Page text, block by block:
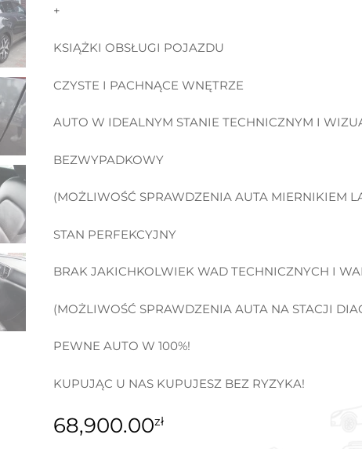
+
KSIĄŻKI OBSŁUGI POJAZDU
CZYSTE I PACHNĄCE WNĘTRZE
AUTO W IDEALNYM STANIE TECHNICZNYM I
BEZWYPADKOWY
(MOŻLIWOŚĆ SPRAWDZENIA AUTA MIERNIKIEM
STAN PERFEKCYJNY
BRAK JAKICHKOLWIEK WAD TECHNICZNYCH I
(MOŻLIWOŚĆ SPRAWDZENIA AUTA NA STACJI
PEWNE AUTO W 100%!
KUPUJĄC U NAS KUPUJESZ BEZ RYZYKA!
68,900.00zł